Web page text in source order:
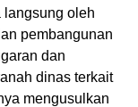
langsung oleh
pembangunan
dan
dinas terkait
mengusulkan